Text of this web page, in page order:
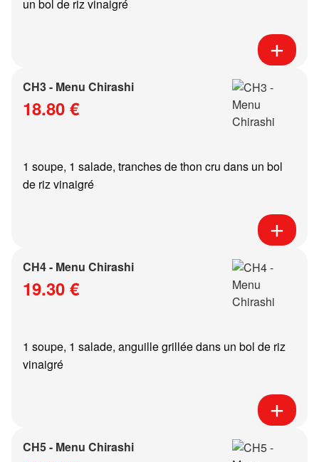
un bol de riz vinaigré
CH3 - Menu Chirashi
18.80 €
1 soupe, 1 salade, tranches de thon cru dans un bol
de riz vinaigré
CH4 - Menu Chirashi
19.30 €
1 soupe, 1 salade, anguille grillée dans un bol de riz
vinaigré
CH5 - Menu Chirashi